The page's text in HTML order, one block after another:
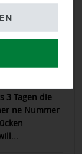
- über die
viel zu
3 Tagen die
ne Nummer